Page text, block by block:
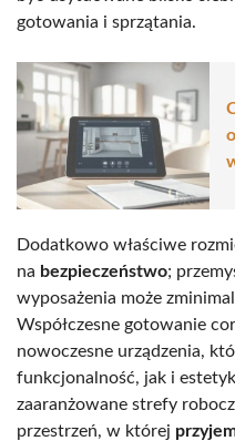
gotowania i sprzątania.
Dodatkowo właściwe
na bezpieczeństwo;
wyposażenia może
Współczesne gotowanie
nowoczesne urządzenia,
funkcjonalność, jak i
zaaranżowane strefy
przestrzeń, w której